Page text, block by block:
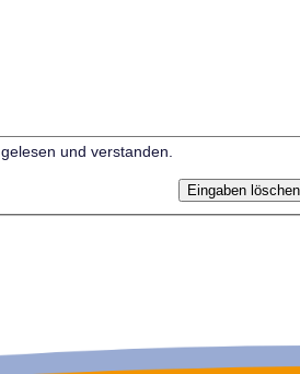
gelesen und verstanden.